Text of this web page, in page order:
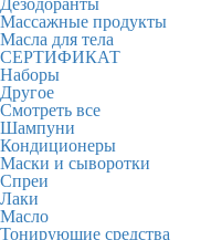
Дезодоранты
Массажные продукты
Масла для тела
СЕРТИФИКАТ
Наборы
Другое
Смотреть все
Шампуни
Кондиционеры
Маски и сыворотки
Спреи
Лаки
Масло
Тонирующие средства